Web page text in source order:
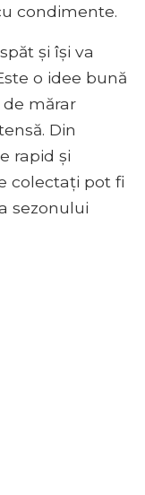
condimente.
și își va
o idee bună
mărar
Din
rapid și
colectați pot fi
sezonului